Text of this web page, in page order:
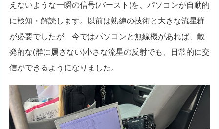
えないような一瞬の信号(バースト)を、パソコンが自動的
に検知・解読します。以前は熟練の技術と大きな流星群
が必要でしたが、今ではパソコンと無線機があれば、散
発的な(群に属さない)小さな流星の反射でも、日常的に交
信ができるようになりました。